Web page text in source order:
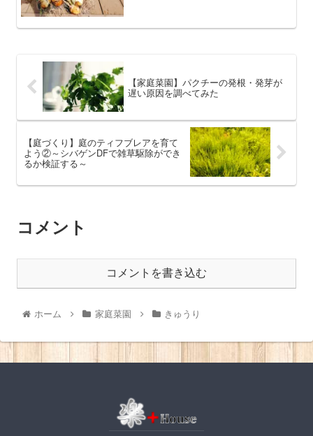
【家庭菜園】パクチーの発根・発芽が
遅い原因を調べてみた
【庭づくり】庭のティフブレアを育て
よう②～シバゲンDFで雑草駆除ができ
るか検証する～
コメント
コメントを書き込む
ホーム 家庭菜園 きゅうり